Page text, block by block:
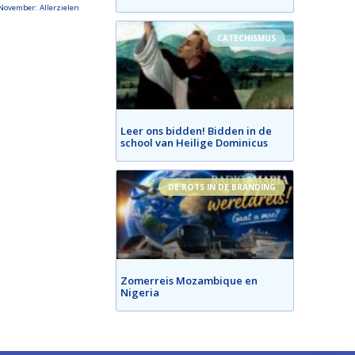
Allerzielen
CATECHISMUS
Leer ons bidden! Bidden in de
school van Heilige Dominicus
DE ROTS IN DE BRANDING
Zomerreis Mozambique en
Nigeria